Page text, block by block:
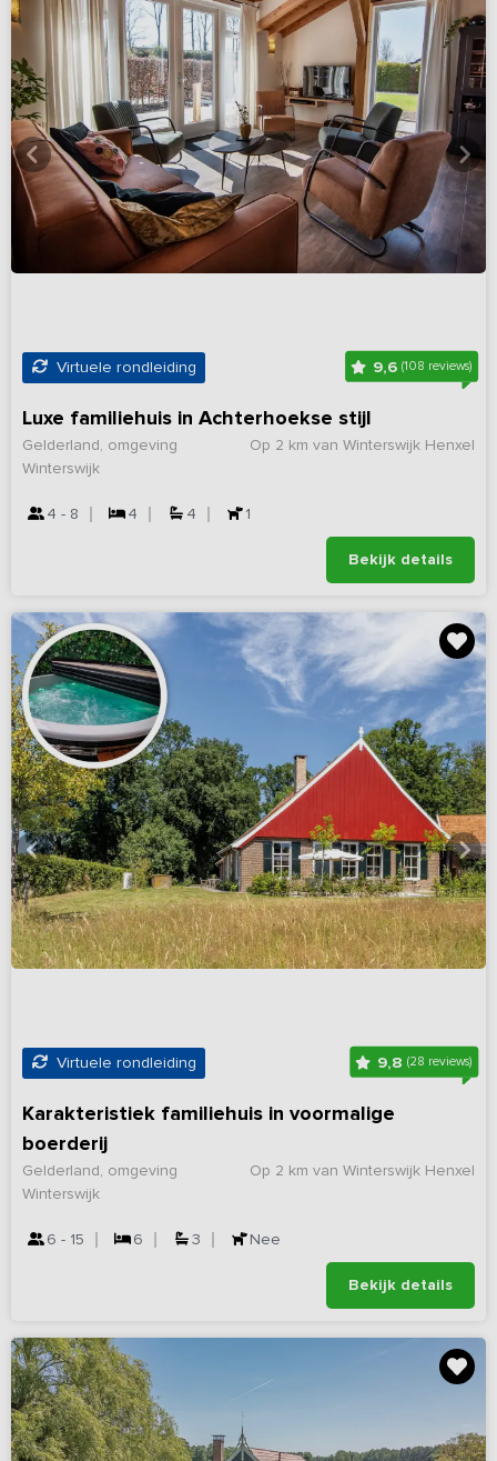
Virtuele rondleiding 9,6 (108 reviews)
Luxe familiehuis in Achterhoekse stijl
Op 2 km van Winterswijk Henxel
Gelderland, omgeving
Winterswijk
4 - 8 4 4 1
Bekijk details
Virtuele rondleiding 9,8 (28 reviews)
Karakteristiek familiehuis in voormalige
boerderij
Op 2 km van Winterswijk Henxel
Gelderland, omgeving
Winterswijk
6 - 15 6 3 Nee
Bekijk details